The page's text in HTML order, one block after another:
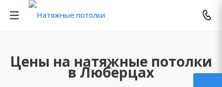
Цены на натяжные потолки
в Люберцах